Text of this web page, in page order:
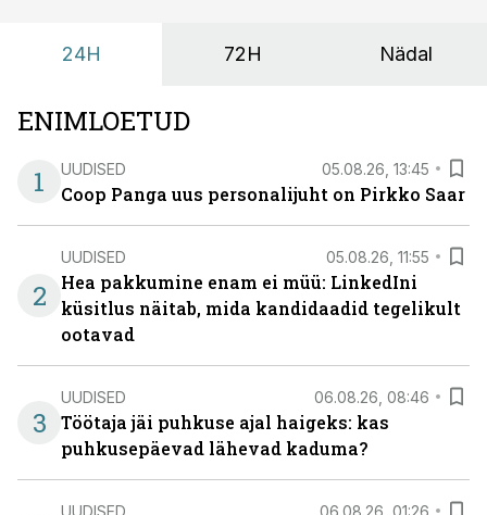
24H 72H Nädal
ENIMLOETUD
1
UUDISED 05.08.26, 13:45
Coop Panga uus personalijuht on Pirkko Saar
2
UUDISED 05.08.26, 11:55
Hea pakkumine enam ei müü: LinkedIni
küsitlus näitab, mida kandidaadid tegelikult
ootavad
3
UUDISED 06.08.26, 08:46
Töötaja jäi puhkuse ajal haigeks: kas
puhkusepäevad lähevad kaduma?
UUDISED 06.08.26, 01:26